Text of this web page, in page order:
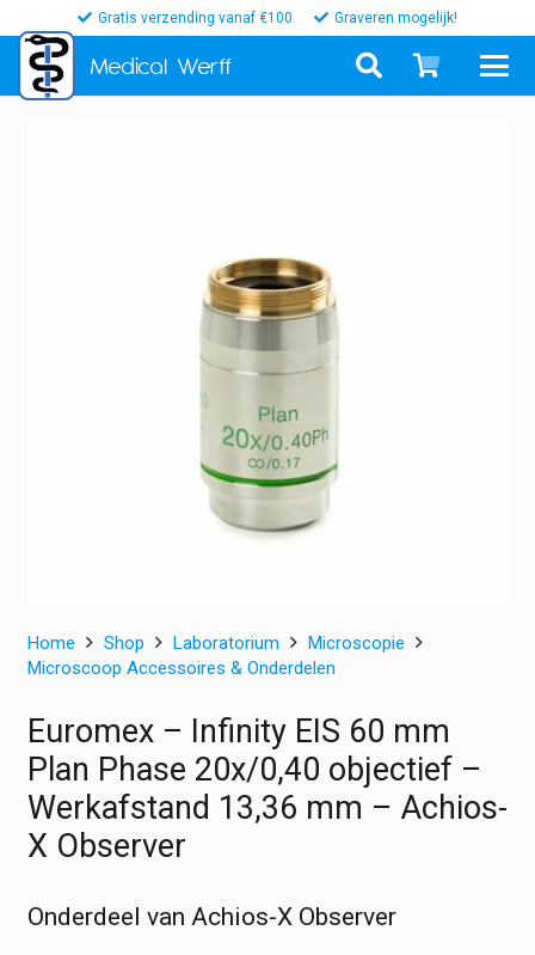
Gratis verzending vanaf €100 Graveren mogelijk!
Medical Werff
Home Shop Laboratorium
Microscopie
Microscoop Accessoires & Onderdelen
Euromex – Infinity EIS 60 mm
Plan Phase 20x/0,40 objectief –
Werkafstand 13,36 mm – Achios-
X Observer
Onderdeel van Achios-X Observer